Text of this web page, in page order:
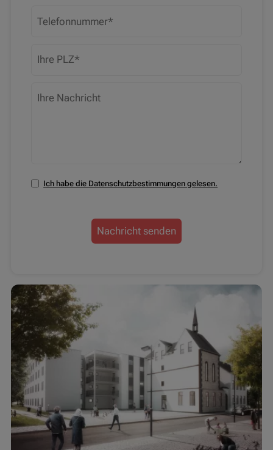
Datenschutzbestimmungen zustimmen
Ich habe die Datenschutzbestimmungen gelesen.
Nachricht senden